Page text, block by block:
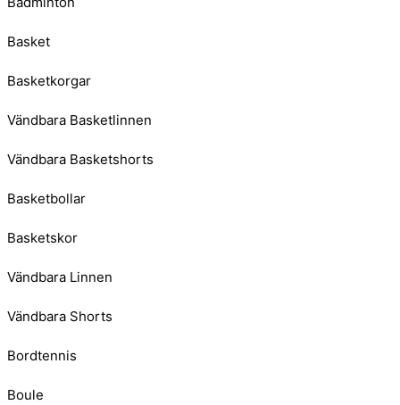
Basket
Basketkorgar
Vändbara Basketlinnen
Vändbara Basketshorts
Basketbollar
Basketskor
Vändbara Linnen
Vändbara Shorts
Bordtennis
Boule